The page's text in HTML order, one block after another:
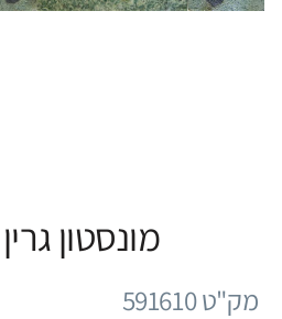
מונסטון גרין 10*10
מק"ט 591610